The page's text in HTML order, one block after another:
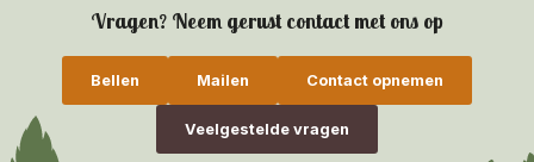
Vragen? Neem gerust contact met ons op
Bellen Mailen Contact opnemen
Veelgestelde vragen